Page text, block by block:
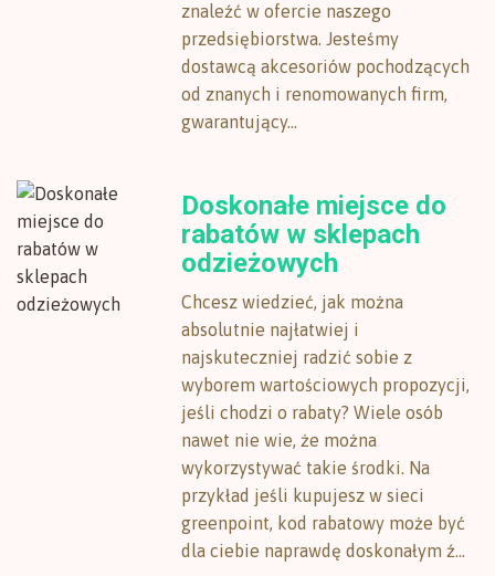
znaleźć w ofercie naszego
przedsiębiorstwa. Jesteśmy
dostawcą akcesoriów pochodzących
od znanych i renomowanych firm,
gwarantujący...
Doskonałe miejsce do
rabatów w sklepach
odzieżowych
Chcesz wiedzieć, jak można
absolutnie najłatwiej i
najskuteczniej radzić sobie z
wyborem wartościowych propozycji,
jeśli chodzi o rabaty? Wiele osób
nawet nie wie, że można
wykorzystywać takie środki. Na
przykład jeśli kupujesz w sieci
greenpoint, kod rabatowy może być
dla ciebie naprawdę doskonałym ź...